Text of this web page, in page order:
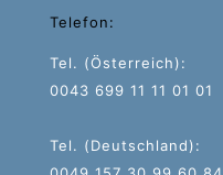
Telefon:
Tel. (Österreich):
0043 699 11 11 01 01
Tel. (Deutschland):